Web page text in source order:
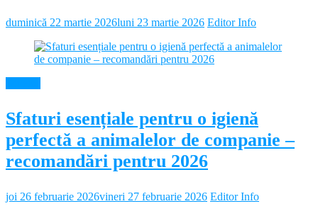
duminică 22 martie 2026luni 23 martie 2026 Editor Info
Sfaturi esențiale pentru o igienă
perfectă a animalelor de companie –
recomandări pentru 2026
joi 26 februarie 2026vineri 27 februarie 2026 Editor Info